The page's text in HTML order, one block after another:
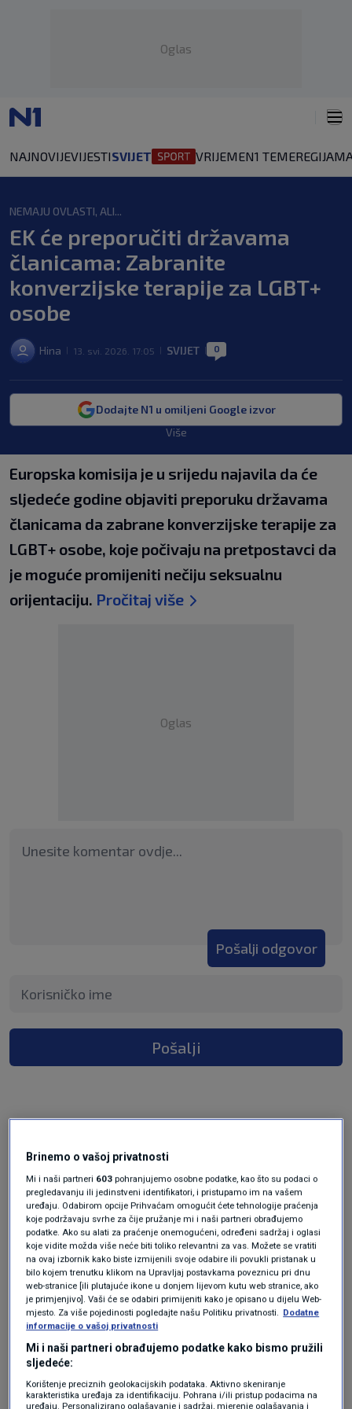
Oglas
NAJNOVIJEVIJESTISVIJET VRIJEMEN1 TEMEREGIJA
NEMAJU OVLASTI, ALI...
EK će preporučiti državama
članicama: Zabranite
konverzijske terapije za LGBT+
osobe
Hina 13. svi. 2026. 17:05 SVIJET 0
Dodajte N1 u omiljeni Google izvor
Više
Europska komisija je u srijedu najavila da će
sljedeće godine objaviti preporuku državama
članicama da zabrane konverzijske terapije za
LGBT+ osobe, koje počivaju na pretpostavci da
je moguće promijeniti nečiju seksualnu
orijentaciju. Pročitaj više
Oglas
Pošalji odgovor
Pošalji
Oglas
Brinemo o vašoj privatnosti
Mi i naši partneri 603 pohranjujemo osobne podatke, kao što su podaci o
pregledavanju ili jedinstveni identifikatori, i pristupamo im na vašem
uređaju. Odabirom opcije Prihvaćam omogućit ćete tehnologije praćenja
koje podržavaju svrhe za čije pružanje mi i naši partneri obrađujemo
podatke. Ako su alati za praćenje onemogućeni, određeni sadržaj i oglasi
koje vidite možda više neće biti toliko relevantni za vas. Možete se vratiti
na ovaj izbornik kako biste izmijenili svoje odabire ili povukli pristanak u
bilo kojem trenutku klikom na Upravljaj postavkama poveznicu pri dnu
web-stranice [ili plutajuće ikone u donjem lijevom kutu web stranice, ako
je primjenjivo]. Vaši će se odabiri primijeniti kako je opisano u dijelu Web-
mjesto. Za više pojedinosti pogledajte našu Politiku privatnosti. Dodatne
informacije o vašoj privatnosti
Mi i naši partneri obrađujemo podatke kako bismo pružili
sljedeće:
Korištenje preciznih geolokacijskih podataka. Aktivno skeniranje
karakteristika uređaja za identifikaciju. Pohrana i/ili pristup podacima na
uređaju. Personalizirano oglašavanje i sadržaj, mjerenje oglašavanja i